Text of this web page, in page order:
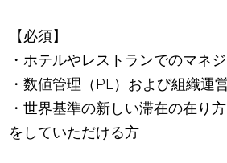
【必須】
・ホテルやレストランでのマネ
・数値管理（PL）および組織運
・世界基準の新しい滞在の在り
をしていただける方